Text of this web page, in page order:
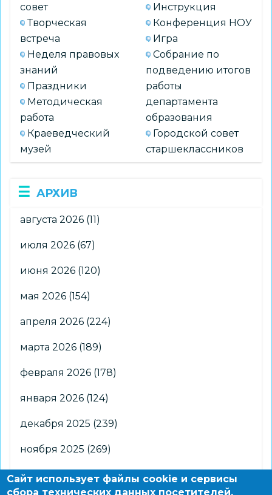
совет
Творческая
встреча
Неделя правовых
знаний
Праздники
Методическая
работа
Краеведческий
музей
Инструкция
Конференция НОУ
Игра
Собрание по
подведению итогов
работы
департамента
образования
Городской совет
старшеклассников
АРХИВ
августа 2026 (11)
июля 2026 (67)
июня 2026 (120)
мая 2026 (154)
апреля 2026 (224)
марта 2026 (189)
февраля 2026 (178)
января 2026 (124)
декабря 2025 (239)
ноября 2025 (269)
октября 2025(266)
Сайт использует файлы cookie и сервисы
сбора технических данных посетителей.